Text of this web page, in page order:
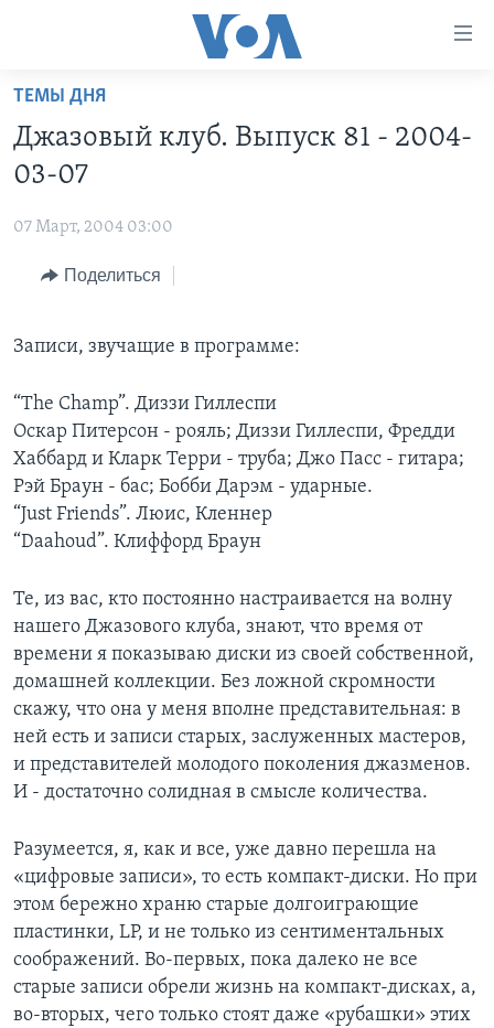
Перейти
основной
контент
навигации
ПРОГРАММЫ
НОВОСТИ ЗА МИНУТУ
ИТОГИ
ДИСКУССИЯ VOA
ДЕТАЛИ
НЬЮ-ЙОРК NEW YORK
АМЕРИКА. БОЛЬШОЕ ПУТЕШЕСТВИЕ
УЧИМ АНГЛИЙСКИЙ
НАША АМЕРИКАНСКАЯ ИСТОРИЯ
АРТЕФАКТЫ
АМЕРИКАНСКИЕ ГОРОДКИ
ТЕСТЫ
ЭКСПЕРТИЗА
ИНТЕРВЬЮ
ЗА СВОБОДУ ПРЕССЫ
УЧИМ АНГЛИЙСКИЙ
ВИДЕО
ПОДПИСКА НА НОВОСТИ
Learning English
СОЦИАЛЬНЫЕ СЕТИ
ТЕМЫ ДНЯ
Джазовый клуб. Выпуск 81 - 2004-
03-07
07 Март, 2004 03:00
Поделиться
Записи, звучащие в программе:
“The Champ”. Диззи Гиллеспи
Оскар Питерсон - рояль; Диззи Гиллеспи, Фредди
Хаббард и Кларк Терри - труба; Джо Пасс - гитара;
Рэй Браун - бас; Бобби Дарэм - ударные.
“Just Friends”. Люис, Кленнер
“Daahoud”. Клиффорд Браун
Те, из вас, кто постоянно настраивается на волну
нашего Джазового клуба, знают, что время от
времени я показываю диски из своей собственной,
домашней коллекции. Без ложной скромности
скажу, что она у меня вполне представительная: в
ней есть и записи старых, заслуженных мастеров,
и представителей молодого поколения джазменов.
И - достаточно солидная в смысле количества.
Разумеется, я, как и все, уже давно перешла на
«цифровые записи», то есть компакт-диски. Но при
этом бережно храню старые долгоиграющие
пластинки, LP, и не только из сентиментальных
соображений. Во-первых, пока далеко не все
старые записи обрели жизнь на компакт-дисках, а,
во-вторых, чего только стоят даже «рубашки» этих